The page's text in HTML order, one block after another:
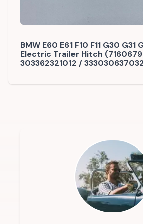
BMW E60 E61 F10 F11 G30 G31
Electric Trailer Hitch
303362321012 /